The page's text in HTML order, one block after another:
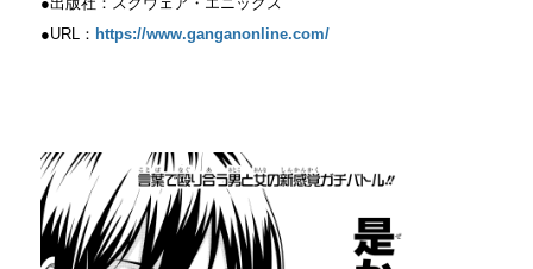
●URL： https://www.ganganonline.com/